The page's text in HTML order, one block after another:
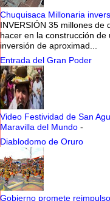
Chuquisaca Millonaria
INVERSIÓN 35 millones de
hacer en la construcción
inversión de aproximad...
Entrada del Gran Poder
Video Festividad de San
Maravilla del Mundo -
Diablodomo de Oruro
Gobierno promete